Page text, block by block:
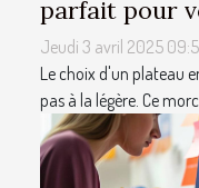
parfait pour
Jeudi 3 avril 2025
Le choix d'un plateau
pas à la légère. Ce